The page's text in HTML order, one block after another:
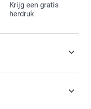
Krijg een gratis
herdruk
en exclusief